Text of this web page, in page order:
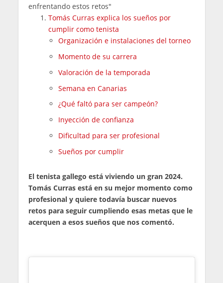
enfrentando estos retos"
Tomás Curras explica los sueños por
cumplir como tenista
Organización e instalaciones del torneo
Momento de su carrera
Valoración de la temporada
Semana en Canarias
¿Qué faltó para ser campeón?
Inyección de confianza
Dificultad para ser profesional
Sueños por cumplir
El tenista gallego está viviendo un gran 2024.
Tomás Curras está en su mejor momento como
profesional y quiere todavía buscar nuevos
retos para seguir cumpliendo esas metas que le
acerquen a esos sueños que nos comentó.